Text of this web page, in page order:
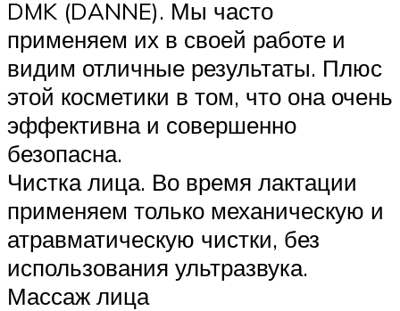
DMK (DANNE). Мы часто
применяем их в своей работе и
видим отличные результаты. Плюс
этой косметики в том, что она очень
эффективна и совершенно
безопасна.
Чистка лица. Во время лактации
применяем только механическую и
атравматическую чистки, без
использования ультразвука.
Массаж лица